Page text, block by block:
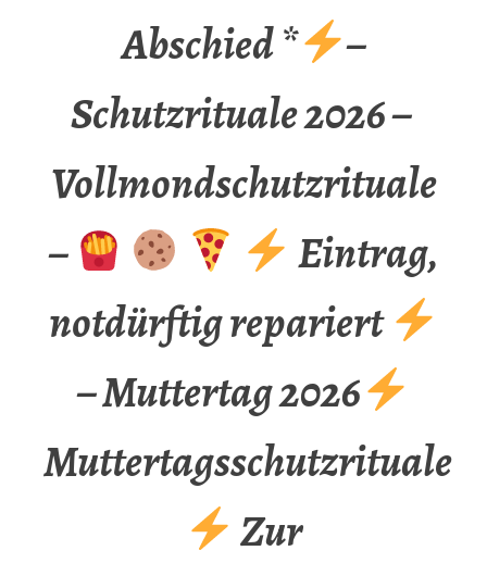
Abschied *
–
Schutzrituale 2026 –
Vollmondschutzrituale
–
Eintrag,
notdürftig repariert
– Muttertag 2026
Muttertagsschutzrituale
Zur